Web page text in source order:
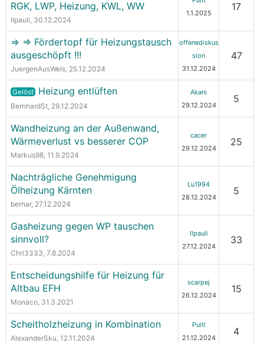
RGK, LWP, Heizung, KWL, WW
llpauli, 30.12.2024
1.1.2025
17
=> => Fördertopf für Heizungstausch
ausgeschöpft !!!
JuergenAusWels, 25.12.2024
offenediskus
sion
31.12.2024
47
Gelöst Heizung entlüften
BernhardSt, 29.12.2024
Akani
29.12.2024
5
Wandheizung an der Außenwand,
Wärmeverlust vs besserer COP
Markus98, 11.9.2024
cacer
29.12.2024
25
Nachträgliche Genehmigung
Ölheizung Kärnten
bernar, 27.12.2024
Lu1994
28.12.2024
5
Gasheizung gegen WP tauschen
sinnvoll?
Chri3333, 7.8.2024
llpauli
27.12.2024
33
Entscheidungshilfe für Heizung für
Altbau EFH
Monaco, 31.3.2021
scarpej
26.12.2024
15
Scheitholzheizung in Kombination
AlexanderSku, 12.11.2024
Puitl
21.12.2024
4